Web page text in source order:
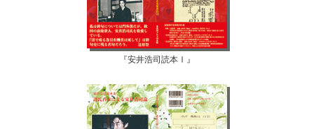
『安井浩司読本Ⅰ』